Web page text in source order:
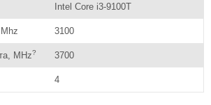
Intel Core i3-9100T
3100
MHz? 3700
4